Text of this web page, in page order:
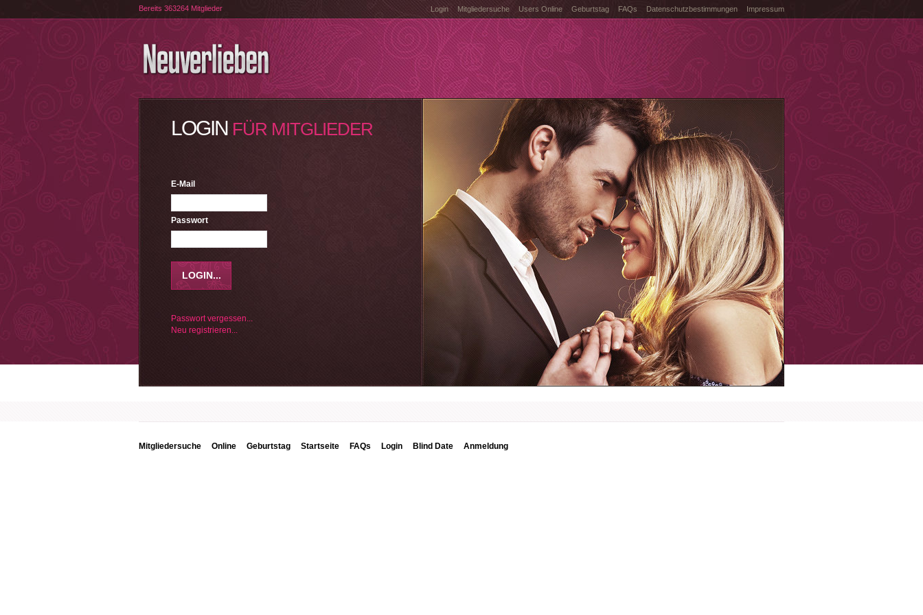
Login Mitgliedersuche Users Online Geburtstag FAQs Datenschutzbestimmungen Impressum
Bereits 363264 Mitglieder
LOGIN FÜR MITGLIEDER
E-Mail
Passwort
Passwort vergessen...
Neu registrieren...
Mitgliedersuche Online Geburtstag Startseite FAQs Login Blind Date Anmeldung